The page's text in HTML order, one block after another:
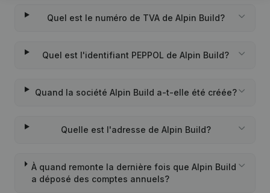
Quel est le numéro de TVA de Alpin Build?
Quel est l'identifiant PEPPOL de Alpin Build?
Quand la société Alpin Build a-t-elle été créée?
Quelle est l'adresse de Alpin Build?
À quand remonte la dernière fois que Alpin Build
a déposé des comptes annuels?